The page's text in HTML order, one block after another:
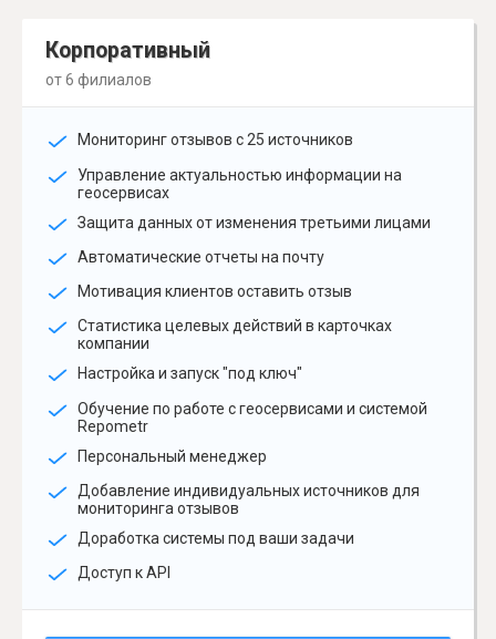
Корпоративный
от 6 филиалов
Мониторинг отзывов с 25 источников
Управление актуальностью информации на
геосервисах
Защита данных от изменения третьими лицами
Автоматические отчеты на почту
Мотивация клиентов оставить отзыв
Статистика целевых действий в карточках
компании
Настройка и запуск "под ключ"
Обучение по работе с геосервисами и системой
Repometr
Персональный менеджер
Добавление индивидуальных источников для
мониторинга отзывов
Доработка системы под ваши задачи
Доступ к API